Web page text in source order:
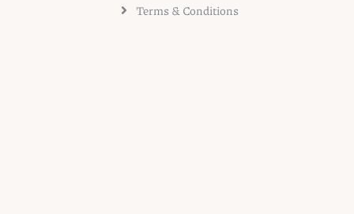
Terms & Conditions